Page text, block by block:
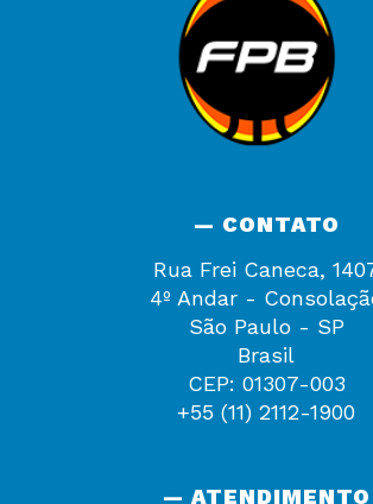
— CONTATO
Rua Frei Caneca,
4º Andar -
São Paulo - SP
Brasil
CEP: 01307-003
+55 (11) 2112-1900
— ATENDIMENTO